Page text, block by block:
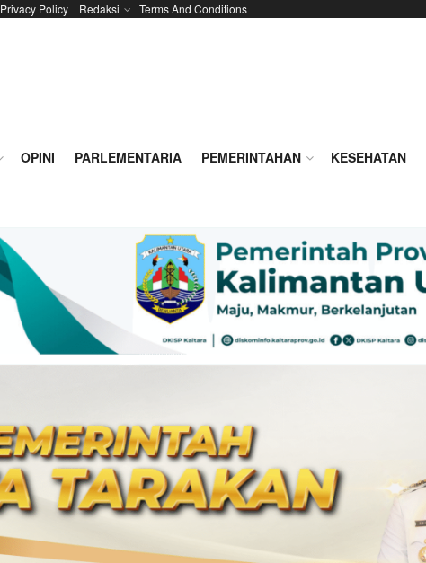
Privacy Policy Redaksi Terms And Conditions
OPINI PARLEMENTARIA PEMERINTAHAN KESEHATAN